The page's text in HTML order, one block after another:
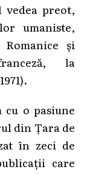
preot,
umaniste,
și
la
o pasiune
din Țara de
în zeci de
care